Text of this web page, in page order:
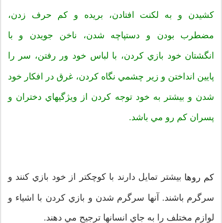
کشيدن و به لکنت افتادن، بريده و کم حرف زدن،
مضطرب بودن و دستپاچه شدن، ناخن جويدن و با
انگشتان خود بازي کردن، با لباس خود ور رفتن، سر را
پايين انداختن و زير چشمي نگاه کردن، غرق در افکار خود
شدن و بيشتر به خود توجه کردن از ويژگيهاي دختران و
پسران کم رو مي باشد.
کم روها بيشتر تمايل دارند با کوچکتر از خود بازي کنند و
سرگرم باشند. آنها سرگرم شدن و بازي کردن با اشياء و
لوازم مختلف را به جاي انسانها ترجيح مي دهند.